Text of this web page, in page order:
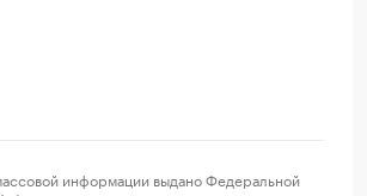
информации выдано Федеральной